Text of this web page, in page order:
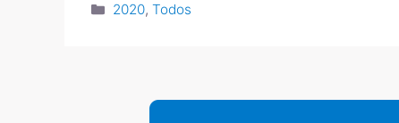
2020,Todos